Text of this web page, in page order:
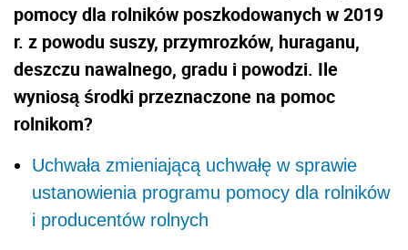
pomocy dla rolników poszkodowanych w 2019
r. z powodu suszy, przymrozków, huraganu,
deszczu nawalnego, gradu i powodzi. Ile
wyniosą środki przeznaczone na pomoc
rolnikom?
Uchwała zmieniającą uchwałę w sprawie
ustanowienia programu pomocy dla rolników
i producentów rolnych